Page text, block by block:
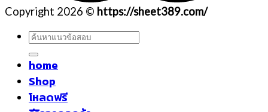
Copyright 2026 © https://sheet389.com/
ค้นหา:
home
Shop
โหลดฟรี